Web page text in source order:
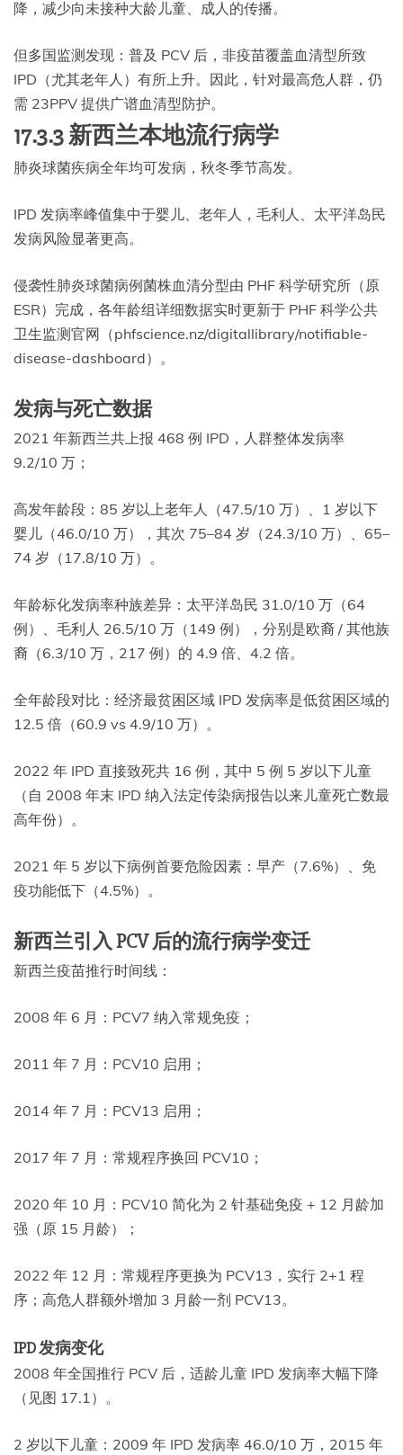
降，减少向未接种大龄儿童、成人的传播。
但多国监测发现：普及 PCV 后，非疫苗覆盖血清型所致
IPD（尤其老年人）有所上升。因此，针对最高危人群，仍
需 23PPV 提供广谱血清型防护。
17.3.3 新西兰本地流行病学
肺炎球菌疾病全年均可发病，秋冬季节高发。
IPD 发病率峰值集中于婴儿、老年人，毛利人、太平洋岛民
发病风险显著更高。
侵袭性肺炎球菌病例菌株血清分型由 PHF 科学研究所（原
ESR）完成，各年龄组详细数据实时更新于 PHF 科学公共
卫生监测官网（phfscience.nz/digitallibrary/notifiable-
disease-dashboard）。
发病与死亡数据
2021 年新西兰共上报 468 例 IPD，人群整体发病率
9.2/10 万；
高发年龄段：85 岁以上老年人（47.5/10 万）、1 岁以下
婴儿（46.0/10 万），其次 75–84 岁（24.3/10 万）、65–
74 岁（17.8/10 万）。
年龄标化发病率种族差异：太平洋岛民 31.0/10 万（64
例）、毛利人 26.5/10 万（149 例），分别是欧裔 / 其他族
裔（6.3/10 万，217 例）的 4.9 倍、4.2 倍。
全年龄段对比：经济最贫困区域 IPD 发病率是低贫困区域的
12.5 倍（60.9 vs 4.9/10 万）。
2022 年 IPD 直接致死共 16 例，其中 5 例 5 岁以下儿童
（自 2008 年末 IPD 纳入法定传染病报告以来儿童死亡数最
高年份）。
2021 年 5 岁以下病例首要危险因素：早产（7.6%）、免
疫功能低下（4.5%）。
新西兰引入 PCV 后的流行病学变迁
新西兰疫苗推行时间线：
2008 年 6 月：PCV7 纳入常规免疫；
2011 年 7 月：PCV10 启用；
2014 年 7 月：PCV13 启用；
2017 年 7 月：常规程序换回 PCV10；
2020 年 10 月：PCV10 简化为 2 针基础免疫 + 12 月龄加
强（原 15 月龄）；
2022 年 12 月：常规程序更换为 PCV13，实行 2+1 程
序；高危人群额外增加 3 月龄一剂 PCV13。
IPD 发病变化
2008 年全国推行 PCV 后，适龄儿童 IPD 发病率大幅下降
（见图 17.1）。
2 岁以下儿童：2009 年 IPD 发病率 46.0/10 万，2015 年